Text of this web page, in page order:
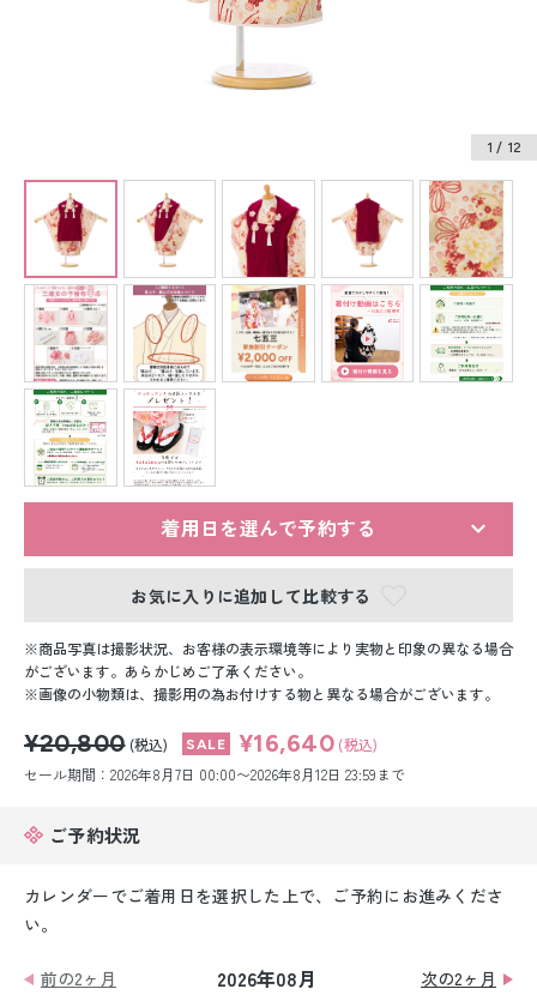
ジュニア着物レンタル
ジュニア洋装レンタル
ベビー洋装レンタル
紋付袴レンタル
留袖レンタル
男性礼装レンタル
白無垢&紋付袴レンタル
引き振袖レンタル
小物販売品
1 / 12
着用日を選んで予約する
お気に入りに追加して比較する
商品写真は撮影状況、お客様の表示環境等により実物と印象の異なる場合
がございます。あらかじめご了承ください。
画像の小物類は、撮影用の為お付けする物と異なる場合がございます。
¥20,800 (税込) ¥16,640 (税込)
セール期間：2026年8月7日 00:00〜2026年8月12日 23:59まで
ご予約状況
カレンダーでご着用日を選択した上で、ご予約にお進みくださ
い。
前の2ヶ月 2026年08月
次の2ヶ月